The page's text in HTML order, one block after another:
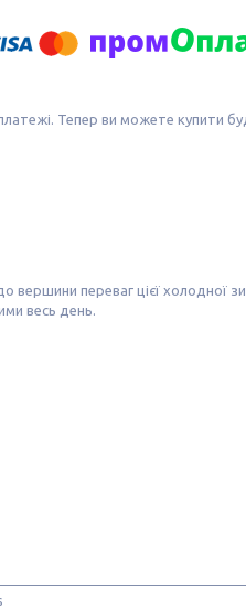
Тепер ви можете купити
вершини переваг цієї холодної
весь день.